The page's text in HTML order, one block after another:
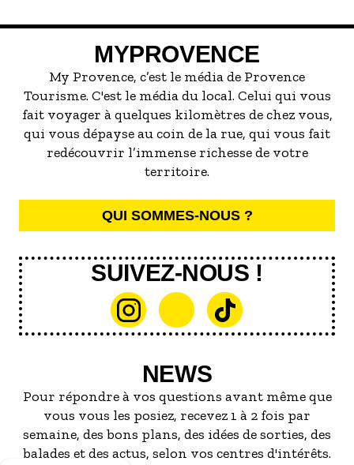
servir la meilleure...
MYPROVENCE
My Provence, c’est le média de Provence
Tourisme. C'est le média du local. Celui qui vous
fait voyager à quelques kilomètres de chez vous,
qui vous dépayse au coin de la rue, qui vous fait
redécouvrir l’immense richesse de votre
territoire.
QUI SOMMES-NOUS ?
SUIVEZ-NOUS !
NEWS
Pour répondre à vos questions avant même que
vous vous les posiez, recevez 1 à 2 fois par
semaine, des bons plans, des idées de sorties, des
balades et des actus, selon vos centres d'intérêts.